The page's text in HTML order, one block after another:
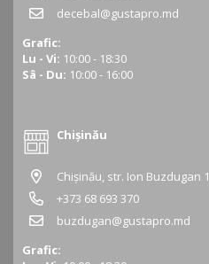
decebal@gustapro.md
Grafic:
Lu - Vi: 10:00 - 18:30
Sâ - Du: 10:00 - 16:00
Chișinău
Chișinău, str. Ion Buzdugan 1
+373 68 693 370
buzdugan@gustapro.md
Grafic: